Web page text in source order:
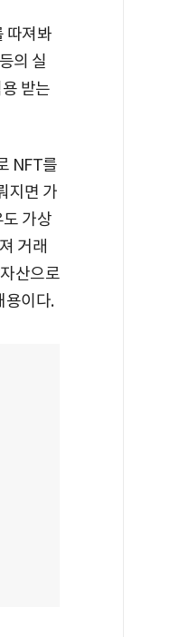
따져봐
의 실
받는
NFT를
지면 가
가상
거래
산으로
용이다.